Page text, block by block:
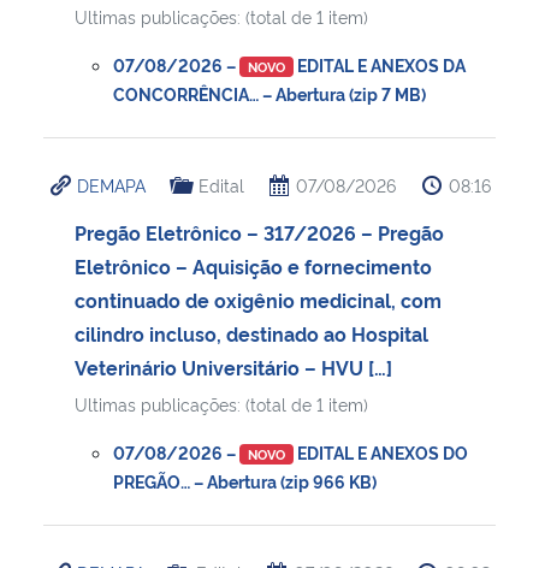
Ministério do Desenvolvimento Regional
Controladoria-Geral da União
Ministério da Mulher, da Família e dos Direitos Humanos
Secretaria-Geral
Advocacia-Geral da União
Ultimas publicações: (total de 1 item)
07/08/2026 – NOVO EDITAL E ANEXOS DA
CONCORRÊNCIA… – Abertura (zip 7 MB)
DEMAPA Edital 07/08/2026 08:16
Pregão Eletrônico – 317/2026 – Pregão
Eletrônico – Aquisição e fornecimento
continuado de oxigênio medicinal, com
cilindro incluso, destinado ao Hospital
Veterinário Universitário – HVU […]
Ultimas publicações: (total de 1 item)
07/08/2026 – NOVO EDITAL E ANEXOS DO
PREGÃO… – Abertura (zip 966 KB)